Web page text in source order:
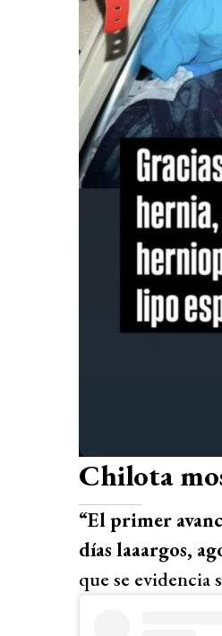
Chilota
“El primer
días laaargos,
que se evidencia